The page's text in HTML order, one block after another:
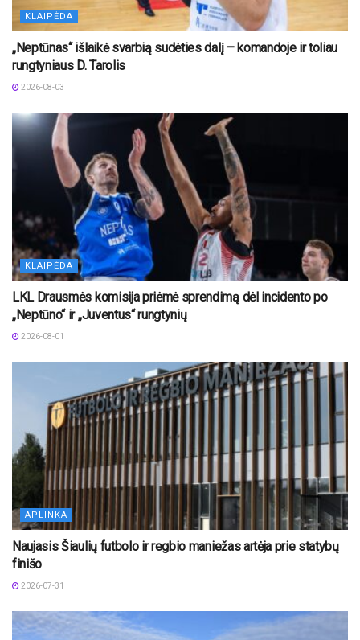
KLAIPĖDA
„Neptūnas“ išlaikė svarbią sudėties dalį – komandoje ir toliau
rungtyniaus D. Tarolis
2026-08-03
KLAIPĖDA
LKL Drausmės komisija priėmė sprendimą dėl incidento po
„Neptūno“ ir „Juventus“ rungtynių
2026-08-01
APLINKA
Naujasis Šiaulių futbolo ir regbio maniežas artėja prie statybų
finišo
2026-07-31